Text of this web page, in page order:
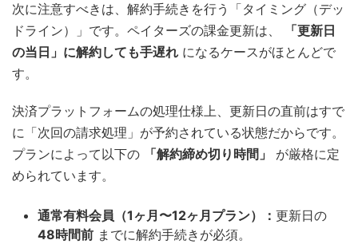
次に注意すべきは、解約手続きを行う「タイミング（デッ
ドライン）」です。ペイターズの課金更新は、
「更新日
の当日」に解約しても手遅れ になるケースがほとんどで
す。
決済プラットフォームの処理仕様上、更新日の直前はすで
に「次回の請求処理」が予約されている状態だからです。
プランによって以下の
「解約締め切り時間」
が厳格に定
められています。
通常有料会員（1ヶ月〜12ヶ月プラン）： 更新日の
48時間前 までに解約手続きが必須。